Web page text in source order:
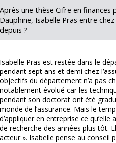
Après une thèse Cifre en finances
Dauphine, Isabelle Pras entre chez
depuis ?
Isabelle Pras est restée dans le
pendant sept ans et demi chez
objectifs du département n’a pas
notablement évolué car les
pendant son doctorat ont été
monde de l’assurance. Mais le
d’appliquer en entreprise ce
de recherche des années plus tôt.
acteur ». Isabelle pense au conseil